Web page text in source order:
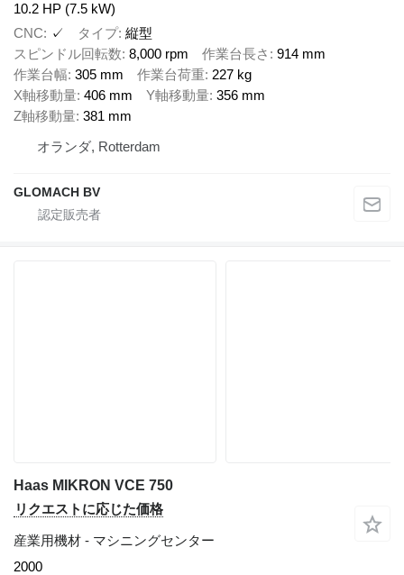
10.2 HP (7.5 kW)
CNC
✓ タイプ 縦型
スピンドル回転数 8,000 rpm 作業台長さ
914 mm
作業台幅 305 mm 作業台荷重 227 kg
X軸移動量 406 mm Y軸移動量 356 mm
Z軸移動量 381 mm
オランダ, Rotterdam
GLOMACH BV
Haas MIKRON VCE 750
リクエストに応じた価格
産業用機材 - マシニングセンター
2000